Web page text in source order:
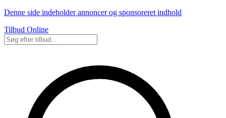
Denne side indeholder annoncer og sponsoreret indhold
Tilbud Online